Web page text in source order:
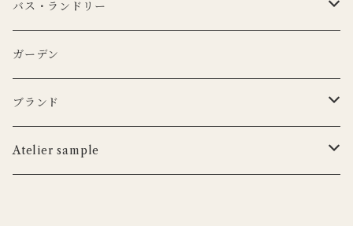
CARRON
3RD CERAMICS
グラス
KIMOTO GLASS TOKYO
LSA
カトラリー
Cutipol
ナプキンリング
WILDLIFE GARDEN
ウッドボード
LEDキャンドル
Uyuni Lithing
キャンドルホルダー
LSA
DEKO candle
アニマルフック
オブジェ
フラワーベース
ピロー
トートバッグ
CARRON
サスペンダー
BERTELLES
ポーチ
tronco
バス・ランドリー
タオル
ガーデン
ブランド
Blabla Kids
Atelier sample